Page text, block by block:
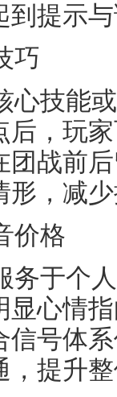
到提示
巧
心技能
后，玩
团战前
形，减
价格
务于个
显心情
信号体
，提升